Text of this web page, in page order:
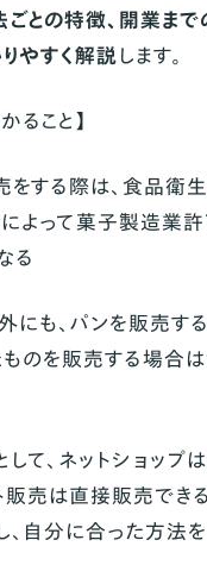
との特徴、開業ま
やすく解説します。
ること】
をする際は、食品衛
よって菓子製造業
る
にも、パンを販売す
ものを販売する場合
て、ネットショップ
販売は直接販売でき
自分に合った方法